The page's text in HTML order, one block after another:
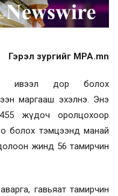
Гэрэл зургийг MPA.mn
ивээл дор болох
маргааш эхэлнэ. Энэ
жүдоч оролцохоор
болох тэмцээнд манай
жинд 56 тамирчин
гавьяат тамирчин